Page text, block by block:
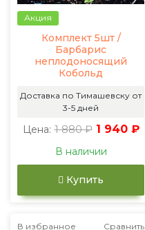
Акция
Комплект 5шт /
Барбарис
неплодоносящий
Кобольд
Доставка по Тимашевску от
3-5 дней
Цена: 1 880 ₽ 1 940 ₽
В наличии
Купить
В избранное Сравнить